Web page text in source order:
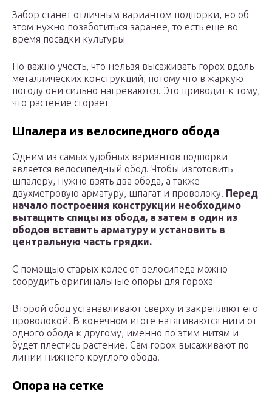
Забор станет отличным вариантом подпорки, но об
этом нужно позаботиться заранее, то есть еще во
время посадки культуры
Но важно учесть, что нельзя высаживать горох вдоль
металлических конструкций, потому что в жаркую
погоду они сильно нагреваются. Это приводит к тому,
что растение сгорает
Шпалера из велосипедного обода
Одним из самых удобных вариантов подпорки
является велосипедный обод. Чтобы изготовить
шпалеру, нужно взять два обода, а также
двухметровую арматуру, шпагат и проволоку. Перед
начало построения конструкции необходимо
вытащить спицы из обода, а затем в один из
ободов вставить арматуру и установить в
центральную часть грядки.
С помощью старых колес от велосипеда можно
соорудить оригинальные опоры для гороха
Второй обод устанавливают сверху и закрепляют его
проволокой. В конечном итоге натягиваются нити от
одного обода к другому, именно по этим нитям и
будет плестись растение. Сам горох высаживают по
линии нижнего круглого обода.
Опора на сетке